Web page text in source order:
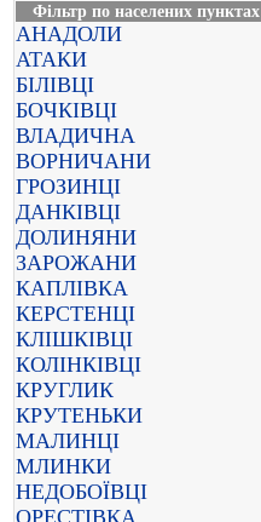
Фільтр по населених пунктах
АНАДОЛИ
АТАКИ
БІЛІВЦІ
БОЧКІВЦІ
ВЛАДИЧНА
ВОРНИЧАНИ
ГРОЗИНЦІ
ДАНКІВЦІ
ДОЛИНЯНИ
ЗАРОЖАНИ
КАПЛІВКА
КЕРСТЕНЦІ
КЛІШКІВЦІ
КОЛІНКІВЦІ
КРУГЛИК
КРУТЕНЬКИ
МАЛИНЦІ
МЛИНКИ
НЕДОБОЇВЦІ
ОРЕСТІВКА